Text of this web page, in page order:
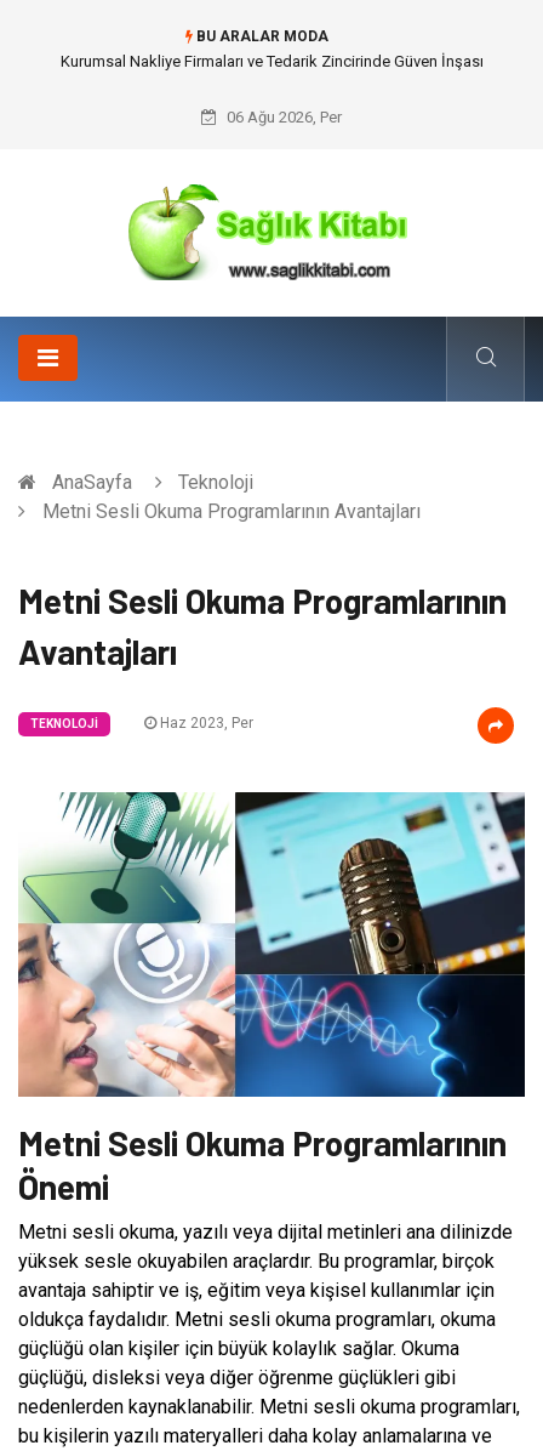
BU ARALAR MODA
Dalaman Kalkan Transfer: Kişiselleştirilmiş Hizmet Ve Uç Nokta Konforu
06 Ağu 2026, Per
AnaSayfa
Teknoloji
Metni Sesli Okuma Programlarının Avantajları
Metni Sesli Okuma Programlarının
Avantajları
TEKNOLOJI Haz 2023, Per
Metni Sesli Okuma Programlarının
Önemi
Metni sesli okuma, yazılı veya dijital metinleri ana dilinizde
yüksek sesle okuyabilen araçlardır. Bu programlar, birçok
avantaja sahiptir ve iş, eğitim veya kişisel kullanımlar için
oldukça faydalıdır. Metni sesli okuma programları, okuma
güçlüğü olan kişiler için büyük kolaylık sağlar. Okuma
güçlüğü, disleksi veya diğer öğrenme güçlükleri gibi
nedenlerden kaynaklanabilir. Metni sesli okuma programları,
bu kişilerin yazılı materyalleri daha kolay anlamalarına ve